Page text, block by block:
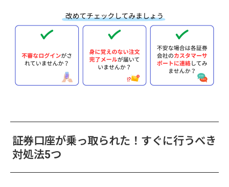
証券口座が乗っ取られた！すぐに行うべき
対処法5つ